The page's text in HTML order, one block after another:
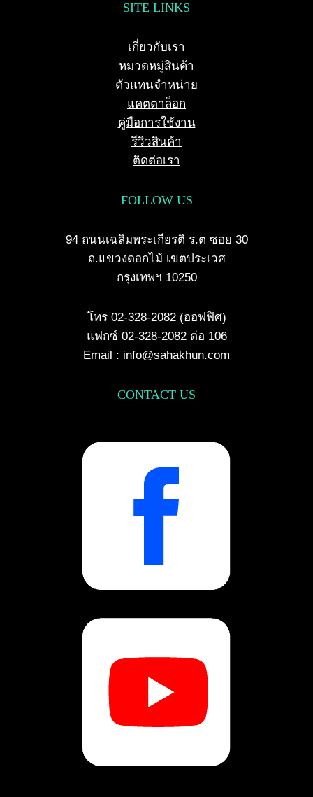
SITE LINKS
เกี่ยวกับเรา
หมวดหมู่สินค้า
ตัวแทนจำหน่าย
แคตตาล็อก
คู่มือการใช้งาน
รีวิวสินค้า
ติดต่อเรา
FOLLOW US
94 ถนนเฉลิมพระเกียรติ ร.ต ซอย 30
ถ.แขวงดอกไม้ เขตประเวศ
กรุงเทพฯ 10250
โทร 02-328-2082 (ออฟฟิศ)
แฟกซ์ 02-328-2082 ต่อ 106
Email : info@sahakhun.com
CONTACT US